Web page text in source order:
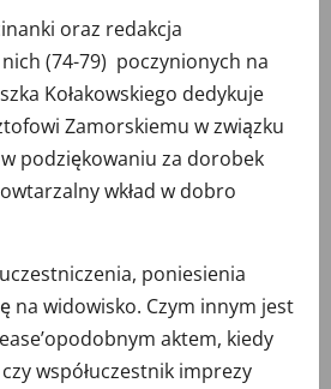
oraz redakcja
(74-79) poczynionych na
Kołakowskiego dedykuje
Zamorskiemu w związku
w podziękowaniu za dorobek
wkład w dobro
poniesienia
na widowisko. Czym innym jest
aktem, kiedy
współuczestnik imprezy